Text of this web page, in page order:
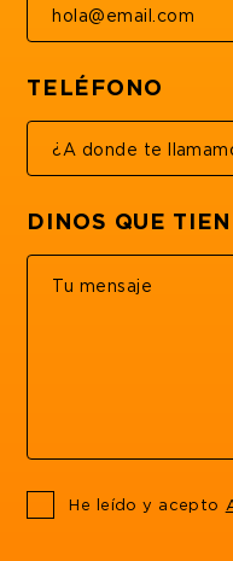
TELÉFONO
DINOS QUE
He leído y acepto